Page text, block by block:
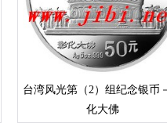
台湾风光第（2）组纪念银币
化大佛